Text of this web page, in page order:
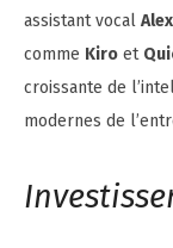
assistant vocal
comme Kiro et
croissante de
modernes de